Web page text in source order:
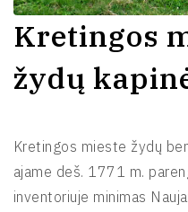
Kretingos
žydų
Kretingos mieste žydų
ajame deš. 1771 m.
inventoriuje minimas